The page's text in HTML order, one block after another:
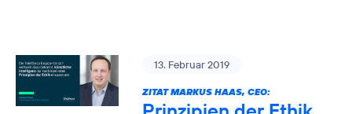
13. Februar 2019
ZITAT MARKUS HAAS, CEO: